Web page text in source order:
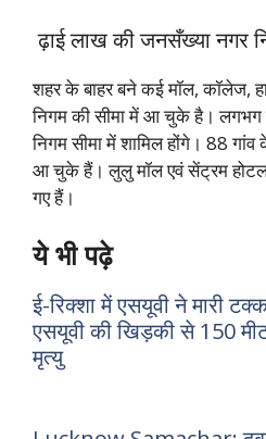
ढ़ाई लाख की जनसँख्या नगर
शहर के बाहर बने कई मॉल, कॉलेज,
निगम की सीमा में आ चुके है।
निगम सीमा में शामिल होंगे। 88
आ चुके हैं। लुलु मॉल एवं सेंट्रम होटल
गए हैं।
ये भी पढ़े
ई-रिक्शा में एसयूवी ने मारी
एसयूवी की खिड़की से 150
मृत्यु